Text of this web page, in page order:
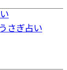
さぎ占い